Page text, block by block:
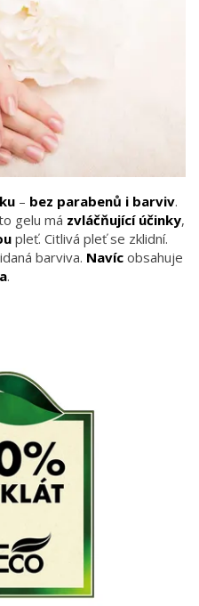
– bez parabenů i barviv.
gelu má zvláčňující účinky,
pleť. Citlivá pleť se zklidní.
barviva. Navíc obsahuje
.